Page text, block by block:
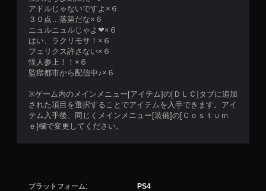
アドルじゃないですよ×６
３０点…落第だな×６
ニュルニュルじゃよ❤×６
はい、ラクリモサ！×６
フェリクス許さない×６
怪人参上！！×６
監獄都市から配信中♪×６
※ゲーム内のメインメニュー[アイテム]の[ＤＬＣ]タブに追加
された項目を選択することでアイテムを入手できます。アイ
テム入手後、同じくメインメニュー[装備]の[Ｃｏｓｔｕｍ
ｅ]欄で変更してください。
プラットフォーム: PS4